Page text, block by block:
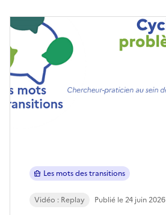
Les mots des transitions
Vidéo : Replay Publié le 24 juin 2026